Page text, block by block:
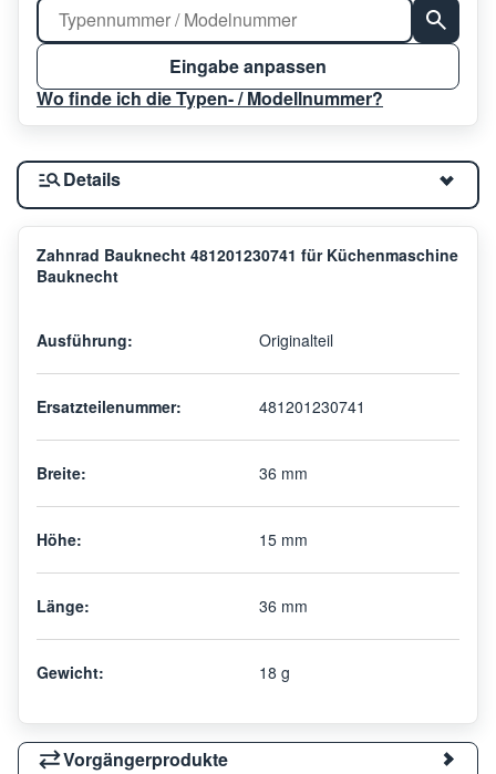
Eingabe anpassen
Wo finde ich die Typen- / Modellnummer?
Details
Zahnrad Bauknecht 481201230741 für Küchenmaschine
Bauknecht
Ausführung: Originalteil
Ersatzteilenummer: 481201230741
Breite: 36 mm
Höhe: 15 mm
Länge: 36 mm
Gewicht: 18 g
Vorgängerprodukte